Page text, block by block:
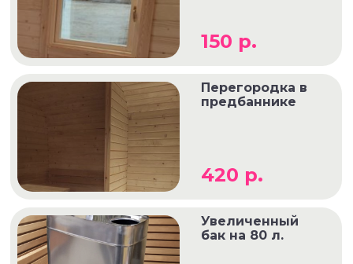
Увеличенный
бак на 80 л.
420 р.
Перегородка в
предбаннике
150 р.